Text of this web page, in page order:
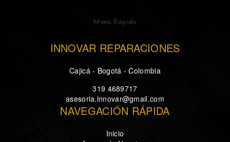
Menú Rápido
INNOVAR REPARACIONES
Cajicá - Bogotá - Colombia
319 4689717
asesoria.innovar@gmail.com
NAVEGACIÓN RÁPIDA
Inicio